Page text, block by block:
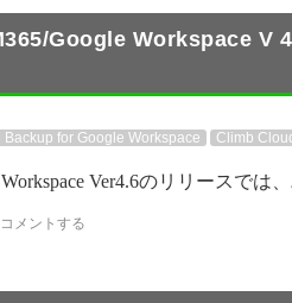
Google Workspace V
for Google Workspace
Climb
Ver4.6のリリースでは
コメントする